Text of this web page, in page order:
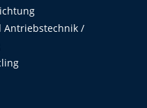
Antriebstechnik /